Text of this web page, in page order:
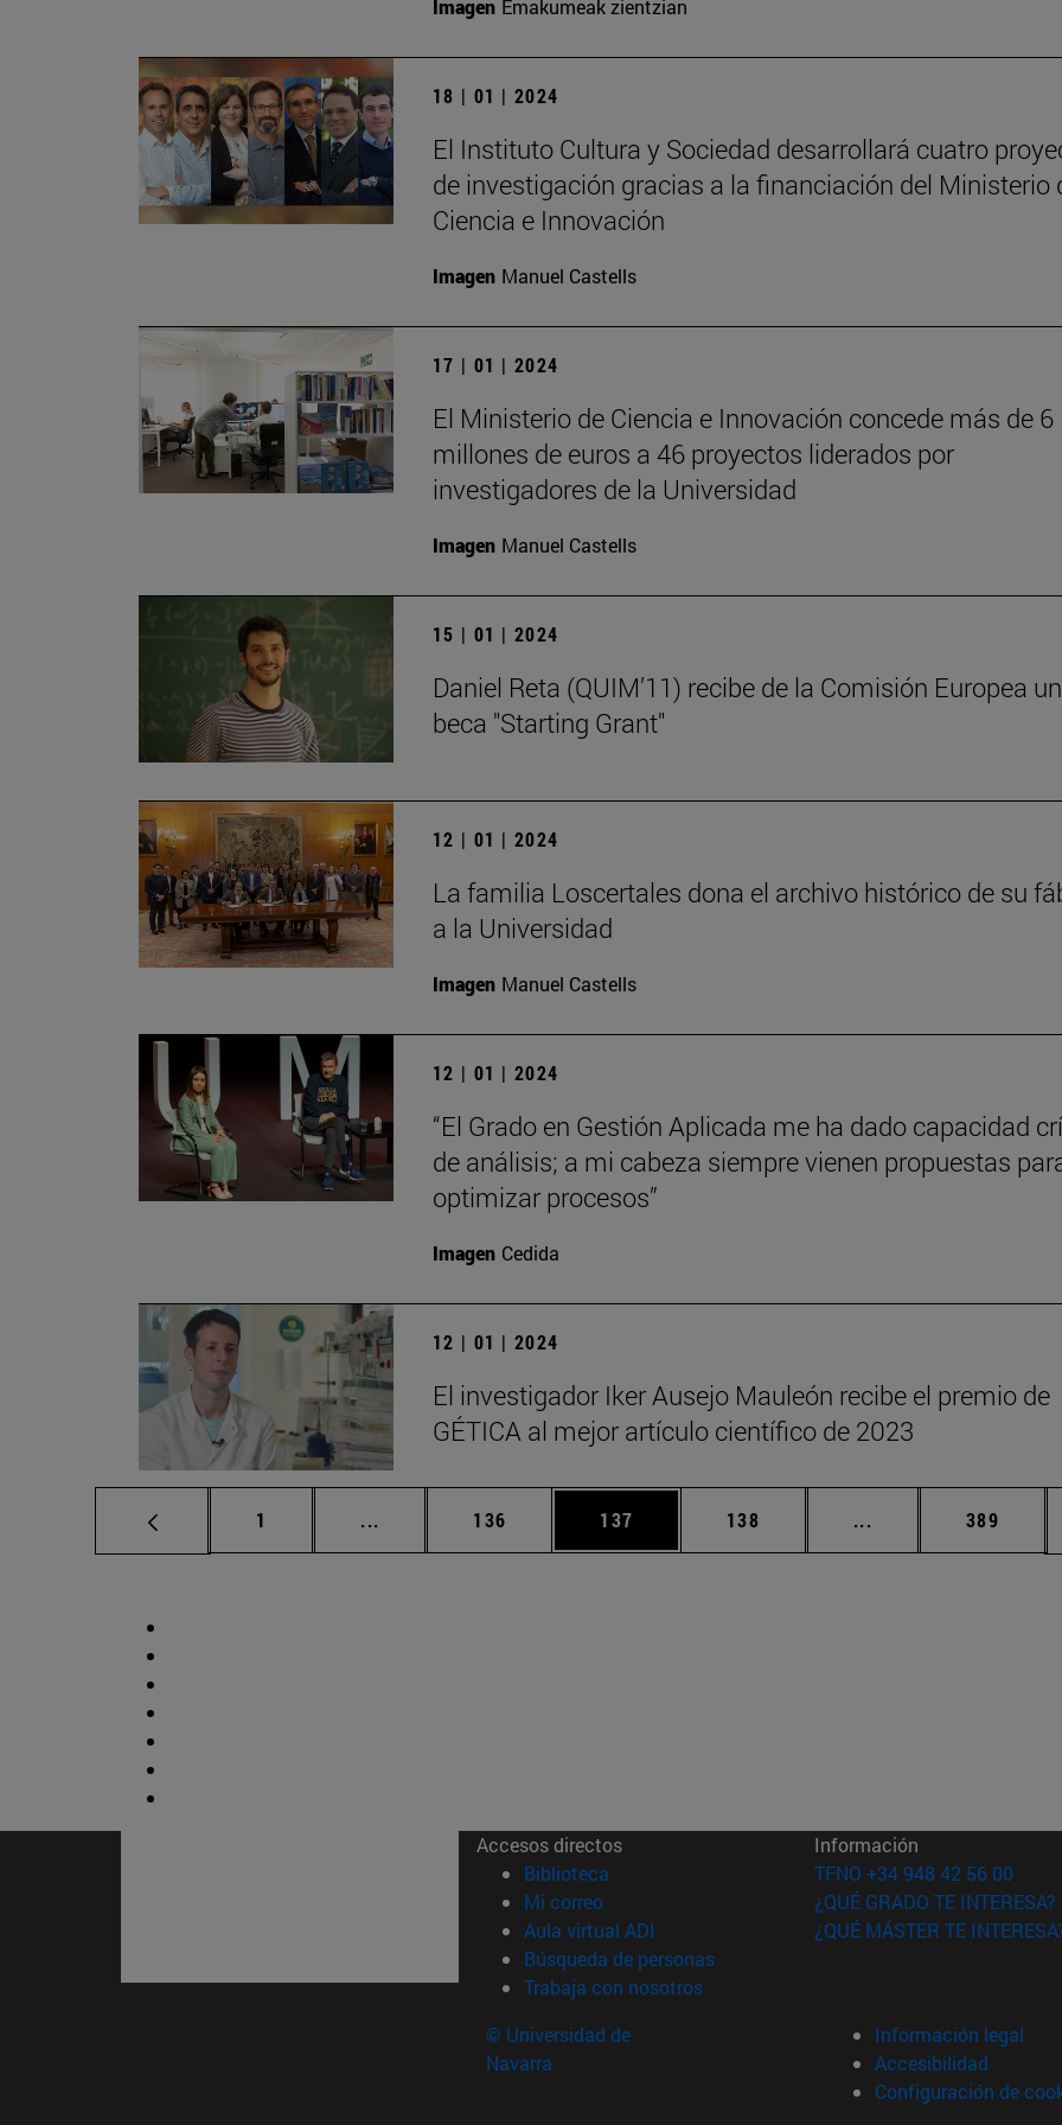
Imagen Emakumeak zientzian
18 | 01 | 2024
El Instituto Cultura y Sociedad desarrollará cuatro
de investigación gracias a la financiación del Ministerio
Ciencia e Innovación
Imagen Manuel Castells
17 | 01 | 2024
El Ministerio de Ciencia e Innovación concede más de 6
millones de euros a 46 proyectos liderados por
investigadores de la Universidad
Imagen Manuel Castells
15 | 01 | 2024
Daniel Reta (QUIM’11) recibe de la Comisión Europea
beca "Starting Grant"
12 | 01 | 2024
La familia Loscertales dona el archivo histórico de su
a la Universidad
Imagen Manuel Castells
12 | 01 | 2024
“El Grado en Gestión Aplicada me ha dado capacidad
de análisis; a mi cabeza siempre vienen propuestas
optimizar procesos”
Imagen Cedida
12 | 01 | 2024
El investigador Iker Ausejo Mauleón recibe el premio de
GÉTICA al mejor artículo científico de 2023
Página
1 ... Páginas intermedias Use TAB para desplazarse.
Página
136 Página
137 Página
138 ... Páginas intermedias
Página
389
Accesos directos
Biblioteca (abre en nueva ventana)
Mi correo(abre en nueva ventana)
Aula virtual ADI (abre en nueva ventana)
Búsqueda de personas(abre en nueva ventana)
Trabaja con nosotros(abre en nueva ventana)
Información
TFNO +34 948 42 56 00
¿QUÉ GRADO TE INTERESA?
¿QUÉ MÁSTER TE
© Universidad de
Navarra
Información legal
Accesibilidad
Configuración de